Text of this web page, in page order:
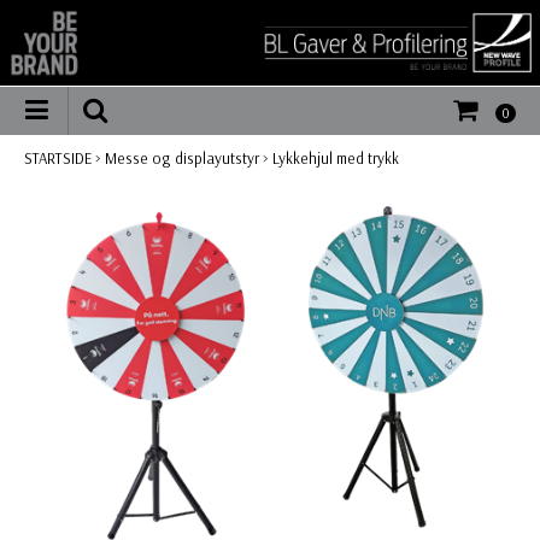
0
STARTSIDE> Messe og displayutstyr> Lykkehjul med trykk